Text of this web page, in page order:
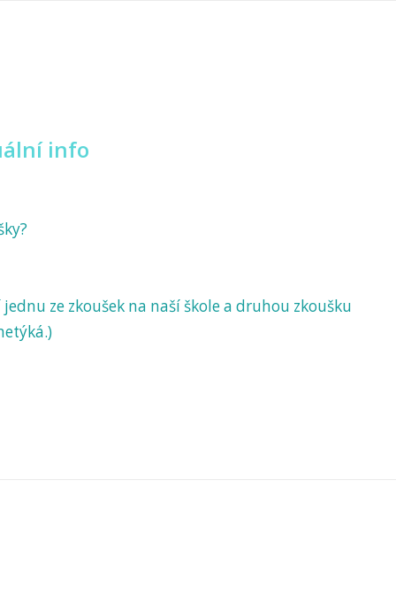
info
ze zkoušek na naší škole a druhou zkoušku